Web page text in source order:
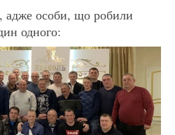
адже особи, що робили
одного: